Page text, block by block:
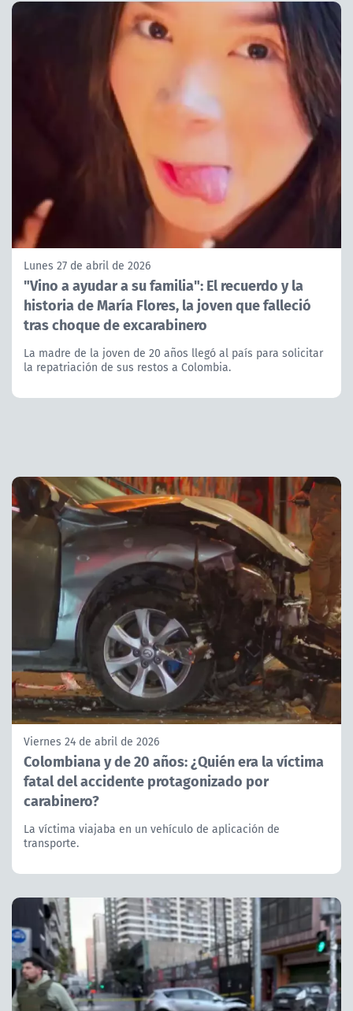
Lunes 27 de abril de 2026
"Vino a ayudar a su familia": El recuerdo y la
historia de María Flores, la joven que falleció
tras choque de excarabinero
La madre de la joven de 20 años llegó al país para solicitar
la repatriación de sus restos a Colombia.
Viernes 24 de abril de 2026
Colombiana y de 20 años: ¿Quién era la víctima
fatal del accidente protagonizado por
carabinero?
La víctima viajaba en un vehículo de aplicación de
transporte.